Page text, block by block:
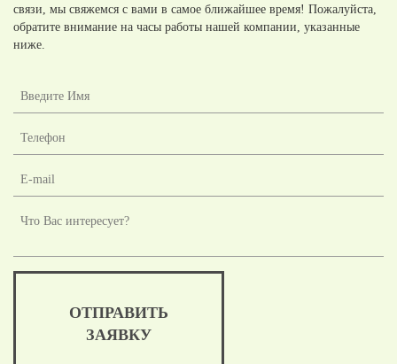
связи, мы свяжемся с вами в самое ближайшее время! Пожалуйста,
обратите внимание на часы работы нашей компании, указанные
ниже.
ОТПРАВИТЬ
ЗАЯВКУ